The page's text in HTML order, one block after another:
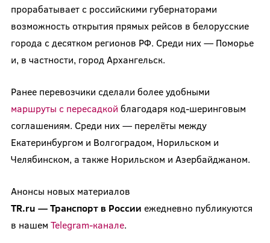
прорабатывает с российскими губернаторами
возможность открытия прямых рейсов в белорусские
города с десятком регионов РФ. Среди них — Поморье
и, в частности, город Архангельск.
Ранее перевозчики сделали более удобными
маршруты с пересадкой благодаря код-шеринговым
соглашениям. Среди них — перелёты между
Екатеринбургом и Волгоградом, Норильском и
Челябинском, а также Норильском и Азербайджаном.
Анонсы новых материалов
TR.ru — Транспорт в России ежедневно публикуются
в нашем Telegram-канале.